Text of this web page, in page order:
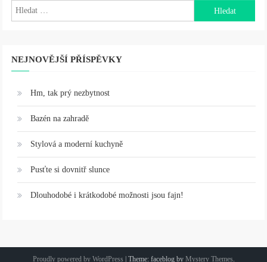
příspěvek
Vyhledávání
NEJNOVĚJŠÍ PŘÍSPĚVKY
Hm, tak prý nezbytnost
Bazén na zahradě
Stylová a moderní kuchyně
Pusťte si dovnitř slunce
Dlouhodobé i krátkodobé možnosti jsou fajn!
Proudly powered by WordPress Theme: faceblog by Mystery Themes.